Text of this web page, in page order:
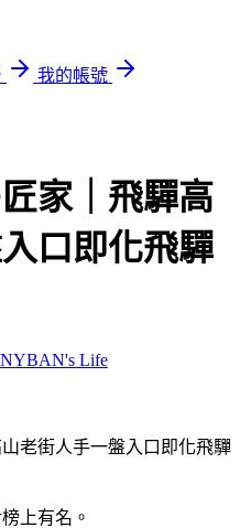
我的帳號
家｜飛驒高
口即化飛驒
Life
上有名。